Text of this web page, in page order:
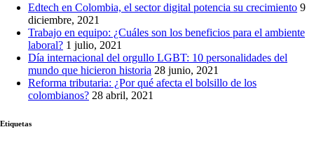
Edtech en Colombia, el sector digital potencia su crecimiento 9
diciembre, 2021
Trabajo en equipo: ¿Cuáles son los beneficios para el ambiente
laboral? 1 julio, 2021
Día internacional del orgullo LGBT: 10 personalidades del
mundo que hicieron historia 28 junio, 2021
Reforma tributaria: ¿Por qué afecta el bolsillo de los
colombianos? 28 abril, 2021
Etiquetas